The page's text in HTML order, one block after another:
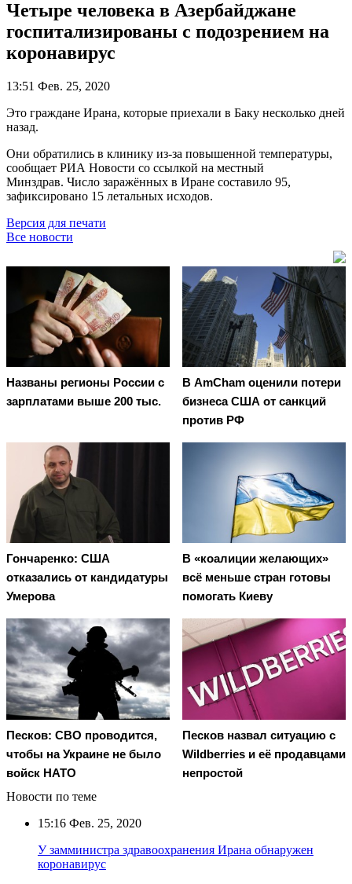
Четыре человека в Азербайджане
госпитализированы с подозрением на
коронавирус
13:51 Фев. 25, 2020
Это граждане Ирана, которые приехали в Баку несколько дней
назад.
Они обратились в клинику из-за повышенной температуры,
сообщает РИА Новости со ссылкой на местный
Минздрав. Число заражённых в Иране составило 95,
зафиксировано 15 летальных исходов.
Версия для печати
Все новости
Названы регионы России с
зарплатами выше 200 тыс.
В AmCham оценили потери
бизнеса США от санкций
против РФ
Гончаренко: США
отказались от кандидатуры
Умерова
В «коалиции желающих»
всё меньше стран готовы
помогать Киеву
Песков: СВО проводится,
чтобы на Украине не было
войск НАТО
Песков назвал ситуацию с
Wildberries и её продавцами
непростой
Новости по теме
15:16 Фев. 25, 2020
У замминистра здравоохранения Ирана обнаружен
коронавирус